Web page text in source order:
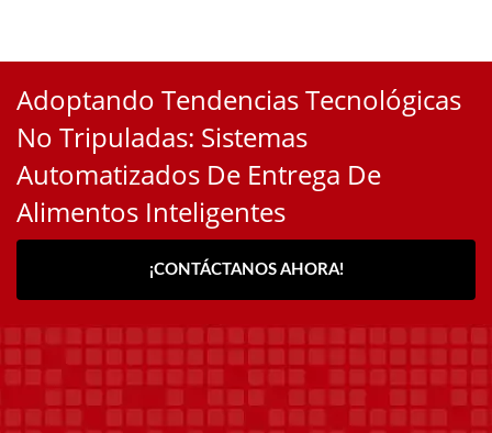
Adoptando Tendencias Tecnológicas
No Tripuladas: Sistemas
Automatizados De Entrega De
Alimentos Inteligentes
¡CONTÁCTANOS AHORA!